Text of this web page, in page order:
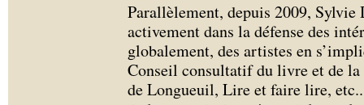
Parallèlement, depuis 2009, Sylvie
activement dans la défense des
globalement, des artistes en
Conseil consultatif du livre et de
de Longueuil, Lire et faire lire,